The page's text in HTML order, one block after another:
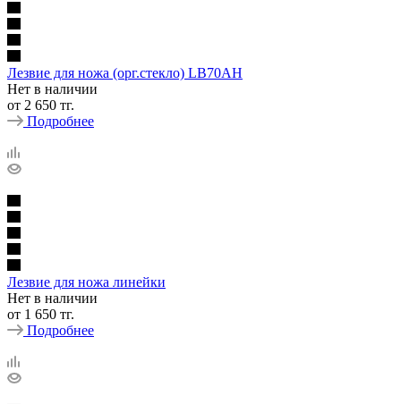
Лезвие для ножа (орг.стекло) LB70AH
Нет в наличии
от 2 650 тг.
Подробнее
Лезвие для ножа линейки
Нет в наличии
от 1 650 тг.
Подробнее